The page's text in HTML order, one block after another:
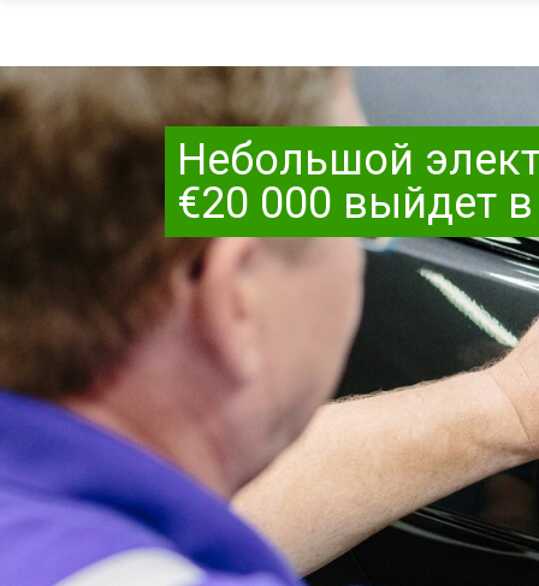
Небольшой
€20 000 выйдет